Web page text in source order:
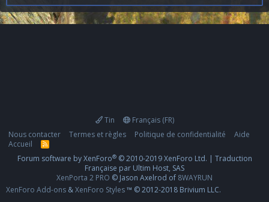
Tin
Français (FR)
Nous contacter
Termes et règles Politique de confidentialité
Aide
Accueil
R
S
S
Forum software by XenForo® © 2010-2019 XenForo Ltd. | Traduction
Française par Ultim Host, SAS
XenPorta 2 PRO © Jason Axelrod of 8WAYRUN
XenForo Add-ons &XenForo Styles™ © 2012-2018 Brivium LLC.